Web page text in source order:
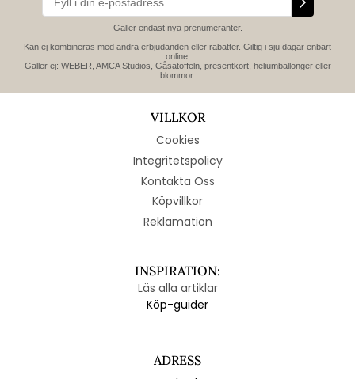
Gäller endast nya prenumeranter.
Kan ej kombineras med andra erbjudanden eller rabatter. Giltig i sju dagar enbart
online.
Gäller ej: WEBER, AMCA Studios, Gåsatoffeln, presentkort, heliumballonger eller
blommor.
VILLKOR
Cookies
Integritetspolicy
Kontakta Oss
Köpvillkor
Reklamation
INSPIRATION:
Läs alla artiklar
Köp-guider
ADRESS